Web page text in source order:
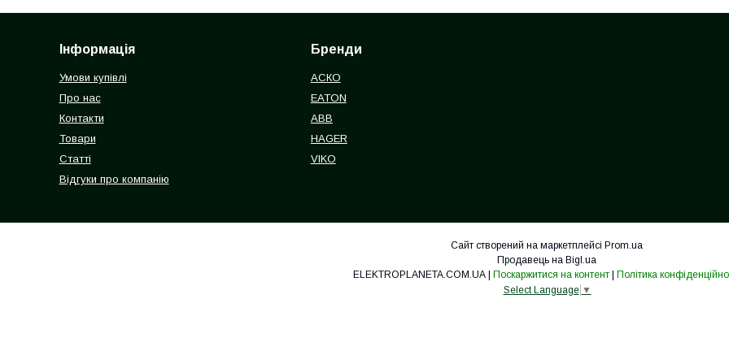
Інформація
Умови купівлі
Про нас
Контакти
Товари
Статті
Відгуки про компанію
Бренди
АСКО
EATON
ABB
HAGER
VIKO
Сайт створений на маркетплейсі Prom.ua
Продавець на Bigl.ua
Поскаржитися на контент
Політика
Select Language ▼